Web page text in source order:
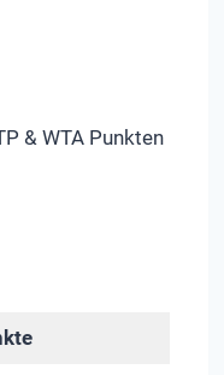
& WTA Punkten